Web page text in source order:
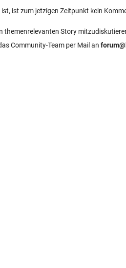
ist zum jetzigen Zeitpunkt kein
themenrelevanten Story
Community-Team per Mail an